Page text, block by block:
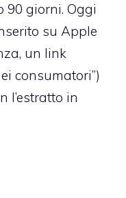
90 giorni. Oggi
su Apple
un link
consumatori”)
l’estratto in